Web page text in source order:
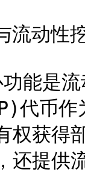
流动性
能是
代币作
权获得
还提供